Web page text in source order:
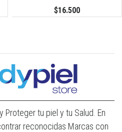
$16.500
Proteger tu piel y tu Salud. En
reconocidas Marcas con